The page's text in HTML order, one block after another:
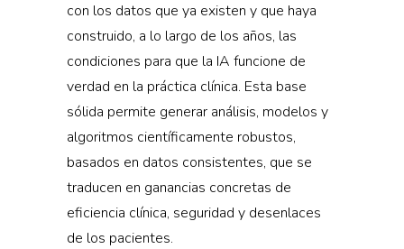
con los datos que ya existen y que haya
construido, a lo largo de los años, las
condiciones para que la IA funcione de
verdad en la práctica clínica. Esta base
sólida permite generar análisis, modelos y
algoritmos científicamente robustos,
basados en datos consistentes, que se
traducen en ganancias concretas de
eficiencia clínica, seguridad y desenlaces
de los pacientes.